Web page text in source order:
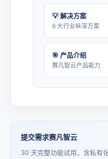
💡 解决方案
9 大行业纵深方案
🎯 产品介绍
赛凡智云产品能力
提交需求赛凡智云
30 天完整功能试用，含私有